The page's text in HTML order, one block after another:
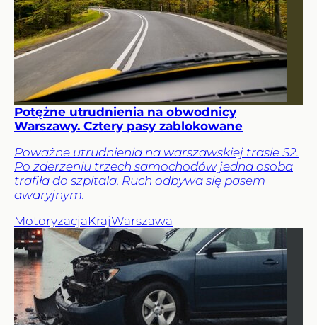
Potężne utrudnienia na obwodnicy
Warszawy. Cztery pasy zablokowane
Poważne utrudnienia na warszawskiej trasie S2.
Po zderzeniu trzech samochodów jedna osoba
trafiła do szpitala. Ruch odbywa się pasem
awaryjnym.
MotoryzacjaKrajWarszawa